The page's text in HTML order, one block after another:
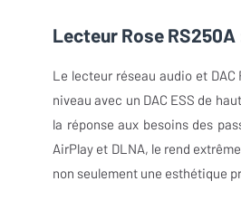
Lecteur Rose
Le lecteur réseau audio et
niveau avec un DAC ESS de
la réponse aux besoins des
AirPlay et DLNA, le rend
non seulement une esthétique